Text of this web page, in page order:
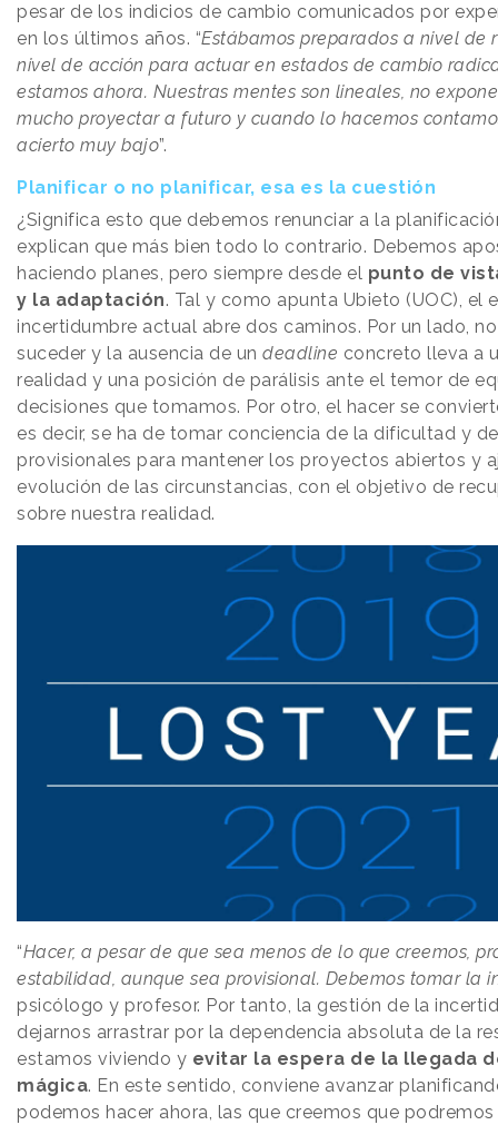
pesar de los indicios de cambio comunicados por
en los últimos años. “Estábamos preparados a nivel de
nivel de acción para actuar en estados de cambio
estamos ahora. Nuestras mentes son lineales, no
mucho proyectar a futuro y cuando lo hacemos
acierto muy bajo”.
Planificar o no planificar, esa es la cuestión
¿Significa esto que debemos renunciar a la
explican que más bien todo lo contrario. Debemos
haciendo planes, pero siempre desde el punto de
y la adaptación. Tal y como apunta Ubieto (UOC), el
incertidumbre actual abre dos caminos. Por un lado,
suceder y la ausencia de un deadline concreto lleva a
realidad y una posición de parálisis ante el temor de
decisiones que tomamos. Por otro, el hacer se
es decir, se ha de tomar conciencia de la dificultad y
provisionales para mantener los proyectos abiertos y
evolución de las circunstancias, con el objetivo de
sobre nuestra realidad.
“Hacer, a pesar de que sea menos de lo que creemos,
estabilidad, aunque sea provisional. Debemos tomar la
psicólogo y profesor. Por tanto, la gestión de la
dejarnos arrastrar por la dependencia absoluta de la
estamos viviendo y evitar la espera de la llegada
mágica. En este sentido, conviene avanzar
podemos hacer ahora, las que creemos que